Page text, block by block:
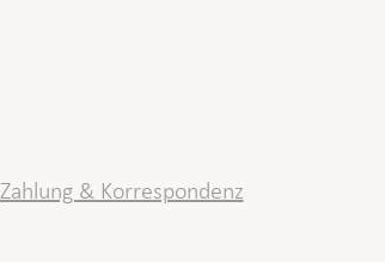
Zahlung & Korrespondenz